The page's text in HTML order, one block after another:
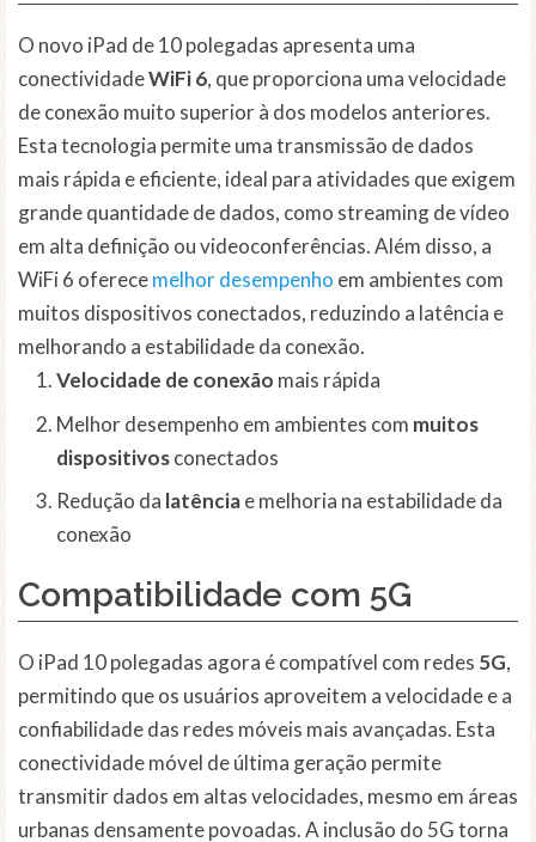
O novo iPad de 10 polegadas apresenta uma
conectividadeWiFi 6, que proporciona uma velocidade
de conexão muito superior à dos modelos anteriores.
Esta tecnologia permite uma transmissão de dados
mais rápida e eficiente, ideal para atividades que exigem
grande quantidade de dados, como streaming de vídeo
em alta definição ou videoconferências. Além disso, a
WiFi 6 oferecemelhor desempenho em ambientes com
muitos dispositivos conectados, reduzindo a latência e
melhorando a estabilidade da conexão.
Velocidade de conexão mais rápida
Melhor desempenho em ambientes com muitos
dispositivosconectados
Redução da latênciae melhoria na estabilidade da
conexão
Compatibilidade com 5G
O iPad 10 polegadas agora é compatível com redes 5G,
permitindo que os usuários aproveitem a velocidade e a
confiabilidade das redes móveis mais avançadas. Esta
conectividade móvel de última geração permite
transmitir dados em altas velocidades, mesmo em áreas
urbanas densamente povoadas. A inclusão do 5G torna